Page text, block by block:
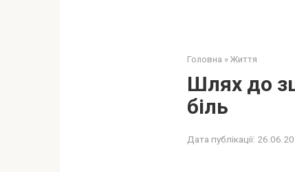
Головна » Життя
Шлях до
біль
Дата публікації: